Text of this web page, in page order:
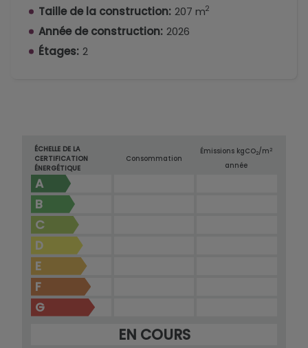
Taille de la construction: 207 m2
Année de construction: 2026
Étages: 2
ÉCHELLE DE LA
CERTIFICATION
ÉNERGÉTIQUE
Consommation
Émissions kgCO2/m2
année
A
B
C
D
E
F
G
EN COURS